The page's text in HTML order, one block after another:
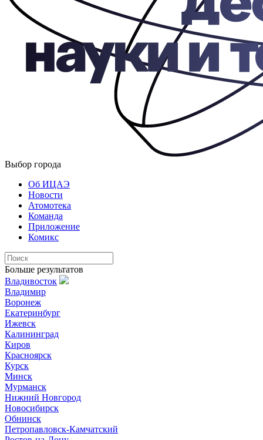
Выбор города
Об ИЦАЭ
Новости
Атомотека
Команда
Приложение
Комикс
Больше результатов
Владивосток
Владимир
Воронеж
Екатеринбург
Ижевск
Калининград
Киров
Красноярск
Курск
Минск
Мурманск
Нижний Новгород
Новосибирск
Обнинск
Петропавловск-Камчатский